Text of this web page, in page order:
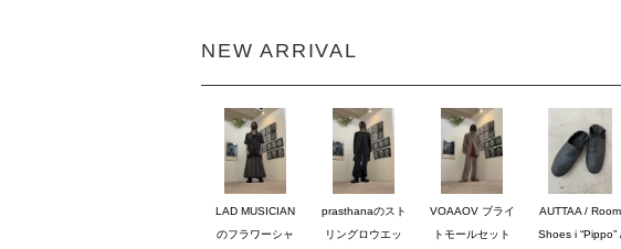
NEW ARRIVAL
LAD MUSICIAN
のフラワーシャ
prasthanaのスト
リングロウエッ
VOAAOV ブライ
トモールセット
AUTTAA / Room
Shoes i “Pippo”